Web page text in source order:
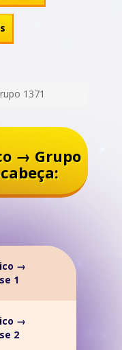
1371
→ Grupo
→
1
→
2